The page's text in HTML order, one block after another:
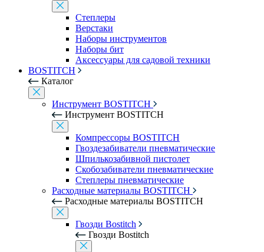
Степлеры
Верстаки
Наборы инструментов
Наборы бит
Аксессуары для садовой техники
BOSTITCH
Каталог
Инструмент BOSTITCH
Инструмент BOSTITCH
Компрессоры BOSTITCH
Гвоздезабиватели пневматические
Шпилькозабивной пистолет
Скобозабиватели пневматические
Степлеры пневматические
Расходные материалы BOSTITCH
Расходные материалы BOSTITCH
Гвозди Bostitch
Гвозди Bostitch